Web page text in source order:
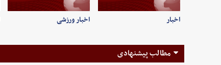
اخبار اخبار ورزشی
مطالب پیشنهادی